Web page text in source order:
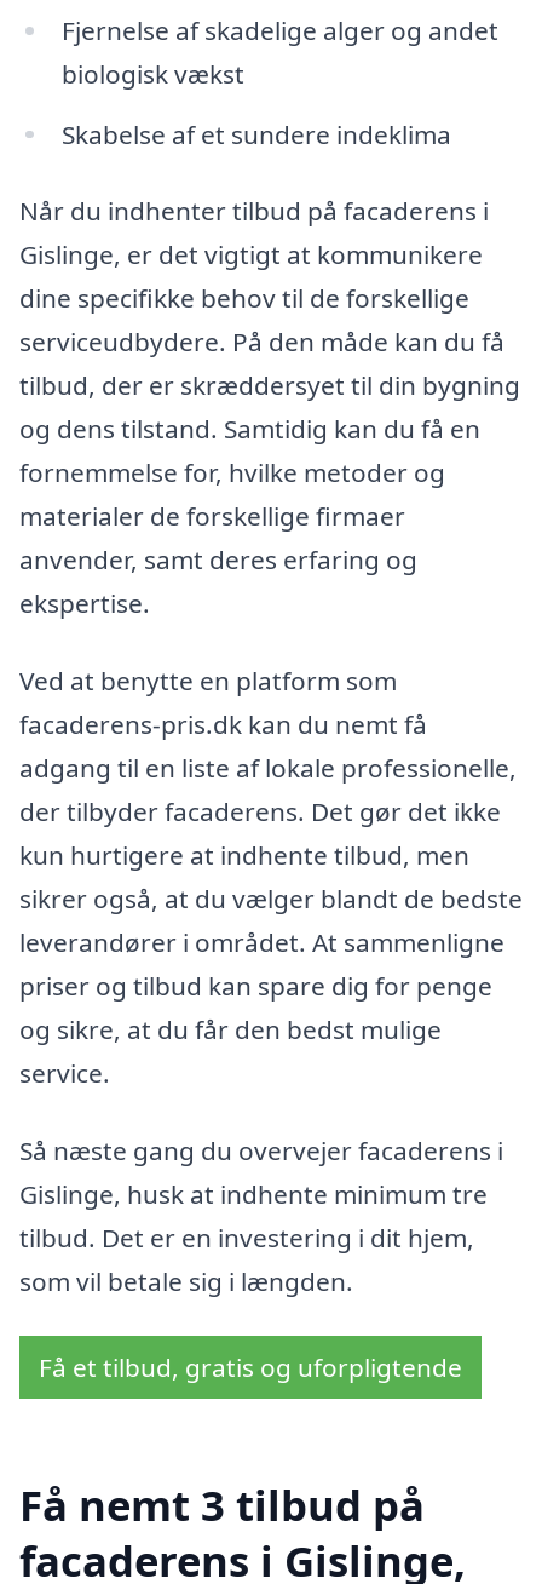
Fjernelse af skadelige alger og andet
biologisk vækst
Skabelse af et sundere indeklima
Når du indhenter tilbud på facaderens i
Gislinge, er det vigtigt at kommunikere
dine specifikke behov til de forskellige
serviceudbydere. På den måde kan du få
tilbud, der er skræddersyet til din bygning
og dens tilstand. Samtidig kan du få en
fornemmelse for, hvilke metoder og
materialer de forskellige firmaer
anvender, samt deres erfaring og
ekspertise.
Ved at benytte en platform som
facaderens-pris.dk kan du nemt få
adgang til en liste af lokale professionelle,
der tilbyder facaderens. Det gør det ikke
kun hurtigere at indhente tilbud, men
sikrer også, at du vælger blandt de bedste
leverandører i området. At sammenligne
priser og tilbud kan spare dig for penge
og sikre, at du får den bedst mulige
service.
Så næste gang du overvejer facaderens i
Gislinge, husk at indhente minimum tre
tilbud. Det er en investering i dit hjem,
som vil betale sig i længden.
Få et tilbud, gratis og uforpligtende
Få nemt 3 tilbud på
facaderens i Gislinge,